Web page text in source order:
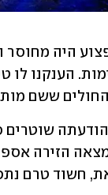
החולים ששם
חשוד טרם